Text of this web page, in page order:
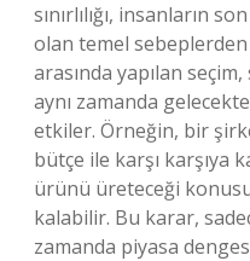
sınırlılığı, insanların
olan temel
arasında yapılan
aynı zamanda
etkiler. Örneğin, bir
bütçe ile karşı karşıya
ürünü üreteceği
kalabilir. Bu karar,
zamanda piyasa